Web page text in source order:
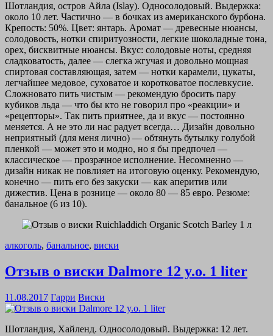
Шотландия, остров Айла (Islay). Односолодовый. Выдержка:
около 10 лет. Частично — в бочках из американского бурбона.
Крепость: 50%. Цвет: янтарь. Аромат — древесные нюансы,
солодовость, нотки спиритуозности, легкие шоколадные тона,
орех, бисквитные нюансы. Вкус: солодовые ноты, средняя
сладковатость, далее — слегка жгучая и довольно мощная
спиртовая составляющая, затем — нотки карамели, цукаты,
легчайшее медовое, суховатое и коротковатое послевкусие.
Сложновато пить чистым — рекомендую бросить пару
кубиков льда — что бы кто не говорил про «реакции» и
«рецепторы». Так пить приятнее, да и вкус — постоянно
меняется. А не это ли нас радует всегда… Дизайн довольно
неприятный (для меня лично) — обтянуть бутылку голубой
пленкой — может это и модно, но я бы предпочел —
классическое — прозрачное исполнение. Несомненно —
дизайн никак не повлияет на итоговую оценку. Рекомендую,
конечно — пить его без закуски — как аперитив или
дижестив. Цена в рознице — около 80 — 85 евро. Резюме:
банальное (6 из 10).
алкоголь, банальное, виски
Отзыв о виски Dalmore 12 y.o. 1 liter
11.08.2017 Гарри Виски
Шотландия, Хайленд. Односолодовый. Выдержка: 12 лет.